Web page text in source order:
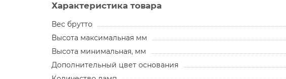
Характеристика товара
Вес брутто
Высота максимальная мм
Высота минимальная, мм
Дополнительный цвет основания